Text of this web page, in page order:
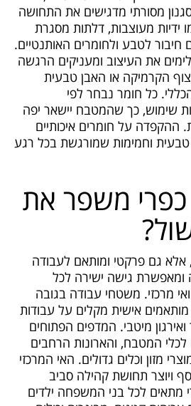
מסורתי מדגישים את התחושה
ידיות מעוצבות, דלתות מסגרת
חיבור לטבע ולחומרים האותנטיים.
את העיצוב ומעניקים הרגשה
הקרמיקה או האבן טבעית
כל חומר נבחר לפי
שימוש, כך שהמטבח יישאר יפה
ההקפדה על חומרים איכותיים
וחמימות שמורגשת בכל רגע
משפר את
גם פרקטי ומותאם לעבודה
ומאפשרת גישה ישירה לכל
מרכזי. משטחי עבודה בגובה
מותאמים אישית מקלים על עבודות
מיטבי. המדפים הפתוחים
המטבח, והארונות הרחבים
מזון וכלים גדולים. האי המרכזי
ויוצר תחושת קהילה סביב
לכל בני המשפחה ילדים